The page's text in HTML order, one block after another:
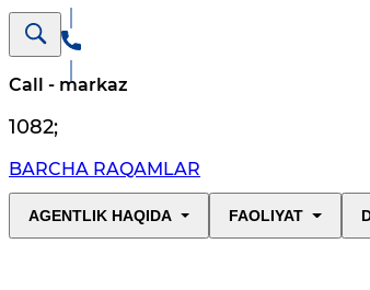
Call - markaz
1082;
BARCHA RAQAMLAR
AGENTLIK HAQIDA FAOLIYAT